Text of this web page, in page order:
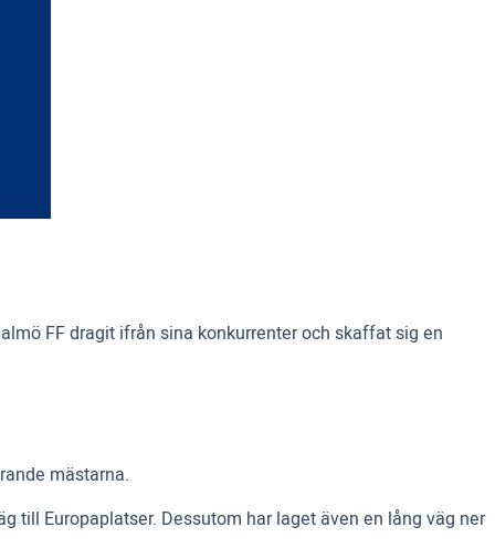
FF dragit ifrån sina konkurrenter och skaffat sig en
mästarna.
till Europaplatser. Dessutom har laget även en lång väg ner